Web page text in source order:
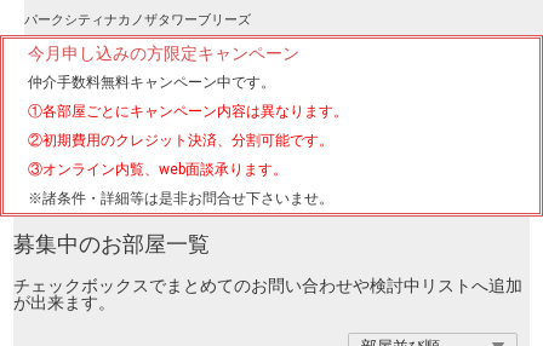
パークシティナカノザタワーブリーズ
今月申し込みの方限定キャンペーン
仲介手数料無料キャンペーン中です。
①各部屋ごとにキャンペーン内容は異なります。
②初期費用のクレジット決済、分割可能です。
③オンライン内覧、web面談承ります。
※諸条件・詳細等は是非お問合せ下さいませ。
募集中のお部屋一覧
チェックボックスでまとめてのお問い合わせや検討中リストへ追加
が出来ます。